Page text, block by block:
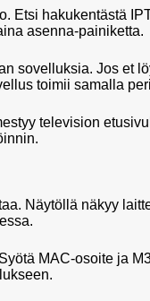
Etsi hakukentästä
asenna-painiketta.
sovelluksia. Jos et
toimii samalla
television
Näytöllä näkyy
MAC-osoite ja